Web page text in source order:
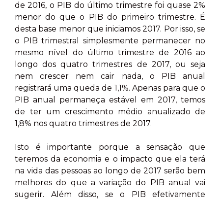
de 2016, o PIB do último trimestre foi quase 2%
menor do que o PIB do primeiro trimestre. É
desta base menor que iniciamos 2017. Por isso, se
o PIB trimestral simplesmente permanecer no
mesmo nível do último trimestre de 2016 ao
longo dos quatro trimestres de 2017, ou seja
nem crescer nem cair nada, o PIB anual
registrará uma queda de 1,1%. Apenas para que o
PIB anual permaneça estável em 2017, temos
de ter um crescimento médio anualizado de
1,8% nos quatro trimestres de 2017.
Isto é importante porque a sensação que
teremos da economia e o impacto que ela terá
na vida das pessoas ao longo de 2017 serão bem
melhores do que a variação do PIB anual vai
sugerir. Além disso, se o PIB efetivamente